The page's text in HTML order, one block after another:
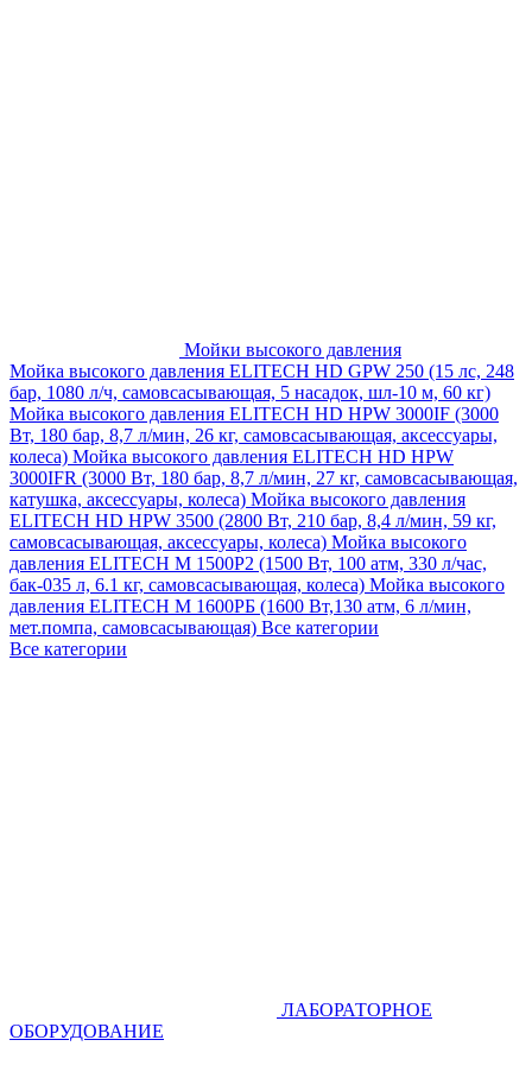
Мойки высокого давления
Мойка высокого давления ELITECH HD GPW 250 (15 лс, 248
бар, 1080 л/ч, самовсасывающая, 5 насадок, шл-10 м, 60 кг)
Мойка высокого давления ELITECH HD HPW 3000IF (3000
Вт, 180 бар, 8,7 л/мин, 26 кг, самовсасывающая, аксессуары,
колеса) Мойка высокого давления ELITECH HD HPW
3000IFR (3000 Вт, 180 бар, 8,7 л/мин, 27 кг, самовсасывающая,
катушка, аксессуары, колеса) Мойка высокого давления
ELITECH HD HPW 3500 (2800 Вт, 210 бар, 8,4 л/мин, 59 кг,
самовсасывающая, аксессуары, колеса) Мойка высокого
давления ELITECH M 1500P2 (1500 Вт, 100 атм, 330 л/час,
бак-035 л, 6.1 кг, самовсасывающая, колеса) Мойка высокого
давления ELITECH М 1600РБ (1600 Вт,130 атм, 6 л/мин,
мет.помпа, самовсасывающая) Все категории
Все категории
ЛАБОРАТОРНОЕ
ОБОРУДОВАНИЕ